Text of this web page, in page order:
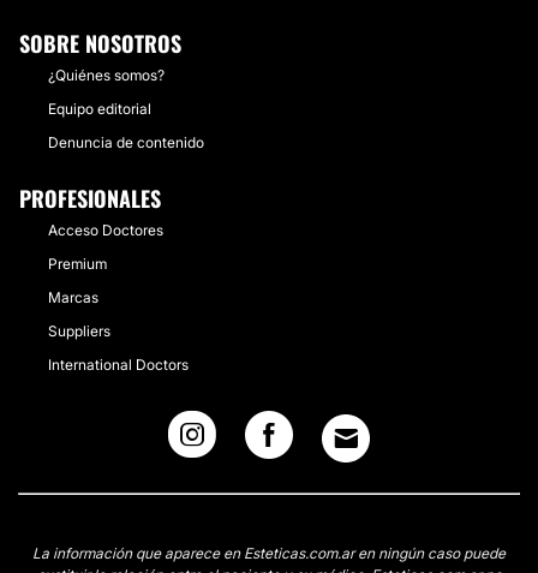
SOBRE NOSOTROS
¿Quiénes somos?
Equipo editorial
Denuncia de contenido
PROFESIONALES
Acceso Doctores
Premium
Marcas
Suppliers
International Doctors
La información que aparece en Esteticas.com.ar en ningún caso puede